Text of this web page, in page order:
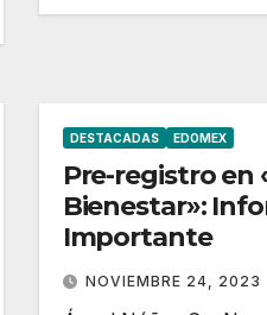
DESTACADAS EDOMEX
Pre-registro en
Bienestar»:
Importante
NOVIEMBRE 24, 2023